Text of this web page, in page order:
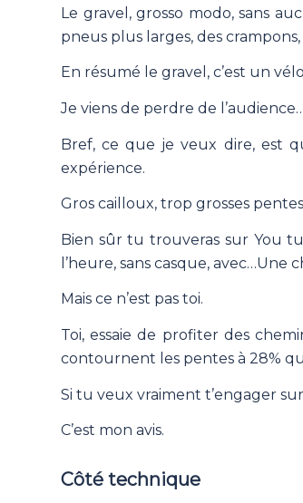
Le gravel, grosso modo, sans
pneus plus larges, des
En résumé le gravel, c’est un
Je viens de perdre de
Bref, ce que je veux dire, est
expérience.
Gros cailloux, trop grosses
Bien sûr tu trouveras sur You
l’heure, sans casque,
Mais ce n’est pas toi.
Toi, essaie de profiter des
contournent les pentes à 28%
Si tu veux vraiment t’engager
C’est mon avis.
Côté technique